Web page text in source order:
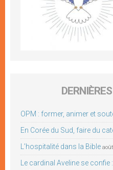
OPM : former, animer et
En Corée du Sud, faire du
L’hospitalité dans la Bible
Le cardinal Aveline se